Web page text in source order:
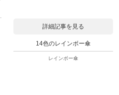
詳細記事を見る
14色のレインボー傘
レインボー傘